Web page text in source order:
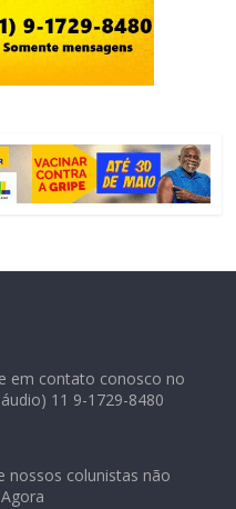
em contato conosco no
11 9-1729-8480
nossos colunistas não